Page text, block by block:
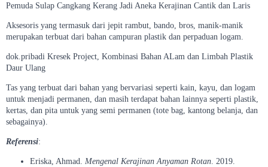
Pemuda Sulap Cangkang Kerang Jadi Aneka Kerajinan Cantik dan Laris
Aksesoris yang termasuk dari jepit rambut, bando, bros, manik-manik
merupakan terbuat dari bahan campuran plastik dan perpaduan logam.
dok.pribadi Kresek Project, Kombinasi Bahan ALam dan Limbah Plastik
Daur Ulang
Tas yang terbuat dari bahan yang bervariasi seperti kain, kayu, dan logam
untuk menjadi permanen, dan masih terdapat bahan lainnya seperti plastik,
kertas, dan pita untuk yang semi permanen (tote bag, kantong belanja, dan
sebagainya).
Referensi:
Eriska, Ahmad. Mengenal Kerajinan Anyaman Rotan . 2019.